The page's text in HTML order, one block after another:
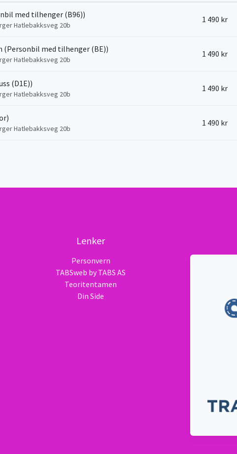
med tilhenger (B96))
Hatlebakksveg 20b
1 490 kr
(Personbil med tilhenger (BE))
Hatlebakksveg 20b
1 490 kr
(D1E))
Hatlebakksveg 20b
1 490 kr
Hatlebakksveg 20b
1 490 kr
Lenker
Personvern
TABSweb by TABS AS
Teoritentamen
Din Side